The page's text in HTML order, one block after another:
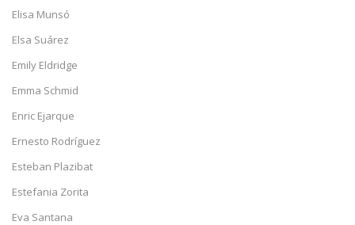
Elisa Munsó
Elsa Suárez
Emily Eldridge
Emma Schmid
Enric Ejarque
Ernesto Rodríguez
Esteban Plazibat
Estefania Zorita
Eva Santana